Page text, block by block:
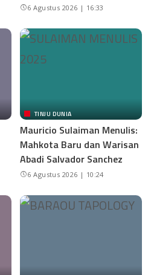
6 Agustus 2026 | 16:33
TINJU DUNIA
Mauricio Sulaiman Menulis:
Mahkota Baru dan Warisan
Abadi Salvador Sanchez
6 Agustus 2026 | 10:24